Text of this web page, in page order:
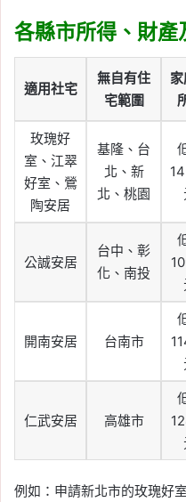
各縣市所得、財
適用社宅
無自有住
宅範圍
玫瑰好
室、江翠
好室、鶯
陶安居
基隆、台
北、新
北、桃園
公誠安居
台中、彰
化、南投
開南安居 台南市
仁武安居 高雄市
例如：申請新北市的玫瑰好